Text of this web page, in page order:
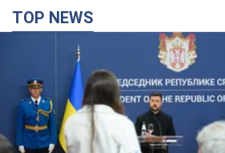
TOP NEWS